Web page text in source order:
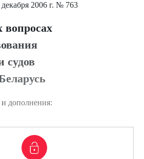
2006 г. № 763
судов
дополнения: